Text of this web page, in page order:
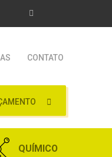
CONTATO
QUÍMICO